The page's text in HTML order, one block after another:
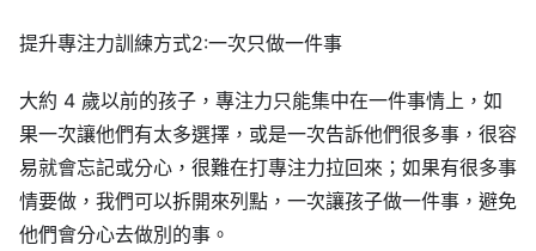
提升專注力訓練方式2:一次只做一件事
大約 4 歲以前的孩子，專注力只能集中在一件事情上，如
果一次讓他們有太多選擇，或是一次告訴他們很多事，很容
易就會忘記或分心，很難在打專注力拉回來；如果有很多事
情要做，我們可以拆開來列點，一次讓孩子做一件事，避免
他們會分心去做別的事。